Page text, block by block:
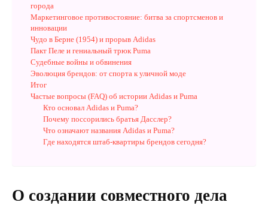
города
Маркетинговое противостояние: битва за спортсменов и
инновации
Чудо в Берне (1954) и прорыв Adidas
Пакт Пеле и гениальный трюк Puma
Судебные войны и обвинения
Эволюция брендов: от спорта к уличной моде
Итог
Частые вопросы (FAQ) об истории Adidas и Puma
Кто основал Adidas и Puma?
Почему поссорились братья Дасслер?
Что означают названия Adidas и Puma?
Где находятся штаб-квартиры брендов сегодня?
О создании совместного дела